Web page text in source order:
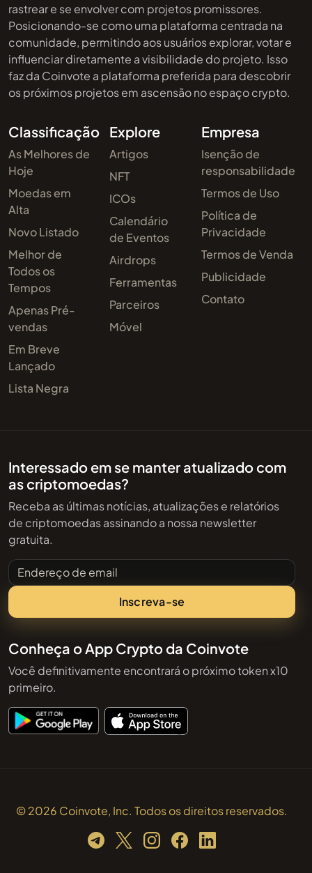
rastrear e se envolver com projetos promissores.
Posicionando-se como uma plataforma centrada na
comunidade, permitindo aos usuários explorar, votar e
influenciar diretamente a visibilidade do projeto. Isso
faz da Coinvote a plataforma preferida para descobrir
os próximos projetos em ascensão no espaço crypto.
Classificação
As Melhores de
Hoje
Moedas em
Alta
Novo Listado
Melhor de
Todos os
Tempos
Apenas Pré-
vendas
Em Breve
Lançado
Lista Negra
Explore
Artigos
NFT
ICOs
Calendário
de Eventos
Airdrops
Ferramentas
Parceiros
Móvel
Empresa
Isenção de
responsabilidade
Termos de Uso
Política de
Privacidade
Termos de Venda
Publicidade
Contato
Interessado em se manter atualizado com
as criptomoedas?
Receba as últimas notícias, atualizações e relatórios
de criptomoedas assinando a nossa newsletter
gratuita.
Endereço de email
Inscreva-se
Conheça o App Crypto da Coinvote
Você definitivamente encontrará o próximo token x10
primeiro.
© 2026 Coinvote, Inc. Todos os direitos reservados.